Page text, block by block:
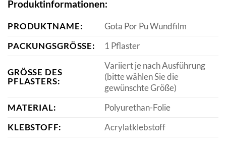
Produktinformationen:
PRODUKTNAME:
Gota Por Pu Wundfilm
PACKUNGSGRÖSSE:
1 Pflaster
GRÖSSE DES P
FLASTERS:
Variiert je nach Ausführung
(bitte wählen Sie die
gewünschte Größe)
MATERIAL:
Polyurethan-Folie
KLEBSTOFF:
Acrylatklebstoff